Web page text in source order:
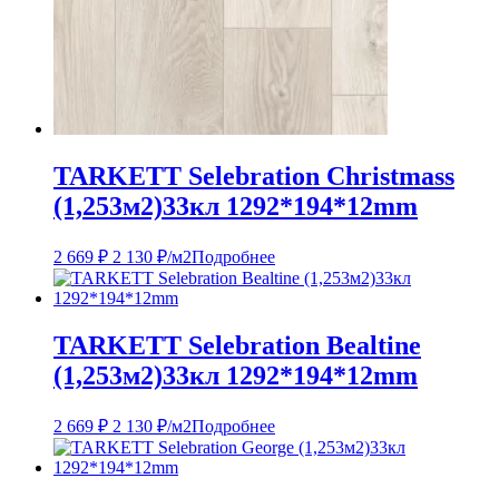
TARKETT Selebration Christmass
(1,253м2)33кл 1292*194*12mm
2 669 ₽ 2 130 ₽/м2Подробнее
TARKETT Selebration Bealtine
(1,253м2)33кл 1292*194*12mm
2 669 ₽ 2 130 ₽/м2Подробнее